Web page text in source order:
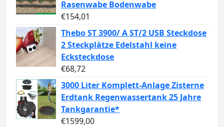
Rasenwabe Bodenwabe
€154,01
Thebo ST 3900/ A ST/2 USB Steckdose
2 Steckplätze Edelstahl keine
Ecksteckdose
€68,72
3000 Liter Komplett-Anlage Zisterne
Erdtank Regenwassertank 25 Jahre
Tankgarantie*
€1599,00